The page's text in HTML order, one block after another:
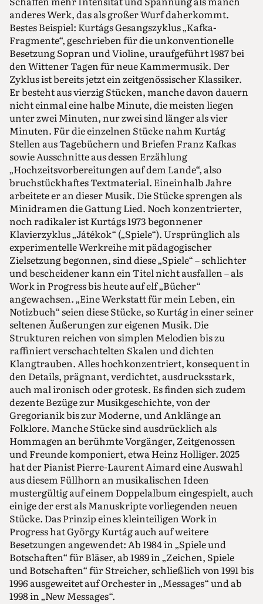
anderes Werk, das als großer Wurf daherkommt.
Bestes Beispiel: Kurtágs Gesangszyklus „Kafka-
Fragmente“, geschrieben für die unkonventionelle
Besetzung Sopran und Violine, uraufgeführt 1987 bei
den Wittener Tagen für neue Kammermusik. Der
Zyklus ist bereits jetzt ein zeitgenössischer Klassiker.
Er besteht aus vierzig Stücken, manche davon dauern
nicht einmal eine halbe Minute, die meisten liegen
unter zwei Minuten, nur zwei sind länger als vier
Minuten. Für die einzelnen Stücke nahm Kurtág
Stellen aus Tagebüchern und Briefen Franz Kafkas
sowie Ausschnitte aus dessen Erzählung
„Hochzeitsvorbereitungen auf dem Lande“, also
bruchstückhaftes Textmaterial. Eineinhalb Jahre
arbeitete er an dieser Musik. Die Stücke sprengen als
Minidramen die Gattung Lied. Noch konzentrierter,
noch radikaler ist Kurtágs 1973 begonnener
Klavierzyklus „Játékok“ („Spiele“). Ursprünglich als
experimentelle Werkreihe mit pädagogischer
Zielsetzung begonnen, sind diese „Spiele“ – schlichter
und bescheidener kann ein Titel nicht ausfallen – als
Work in Progress bis heute auf elf „Bücher“
angewachsen. „Eine Werkstatt für mein Leben, ein
Notizbuch“ seien diese Stücke, so Kurtág in einer seiner
seltenen Äußerungen zur eigenen Musik. Die
Strukturen reichen von simplen Melodien bis zu
raffiniert verschachtelten Skalen und dichten
Klangtrauben. Alles hochkonzentriert, konsequent in
den Details, prägnant, verdichtet, ausdrucksstark,
auch mal ironisch oder grotesk. Es finden sich zudem
dezente Bezüge zur Musikgeschichte, von der
Gregorianik bis zur Moderne, und Anklänge an
Folklore. Manche Stücke sind ausdrücklich als
Hommagen an berühmte Vorgänger, Zeitgenossen
und Freunde komponiert, etwa Heinz Holliger. 2025
hat der Pianist Pierre-Laurent Aimard eine Auswahl
aus diesem Füllhorn an musikalischen Ideen
mustergültig auf einem Doppelalbum eingespielt, auch
einige der erst als Manuskripte vorliegenden neuen
Stücke. Das Prinzip eines kleinteiligen Work in
Progress hat György Kurtág auch auf weitere
Besetzungen angewendet: Ab 1984 in „Spiele und
Botschaften“ für Bläser, ab 1989 in „Zeichen, Spiele
und Botschaften“ für Streicher, schließlich von 1991 bis
1996 ausgeweitet auf Orchester in „Messages“ und ab
1998 in „New Messages“.